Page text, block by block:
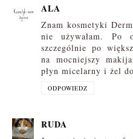
ALA
Znam kosmetyki
nie używałam. Po
szczególnie po
na mocniejszy
płyn micelarny i żel
ODPOWIEDZ
RUDA